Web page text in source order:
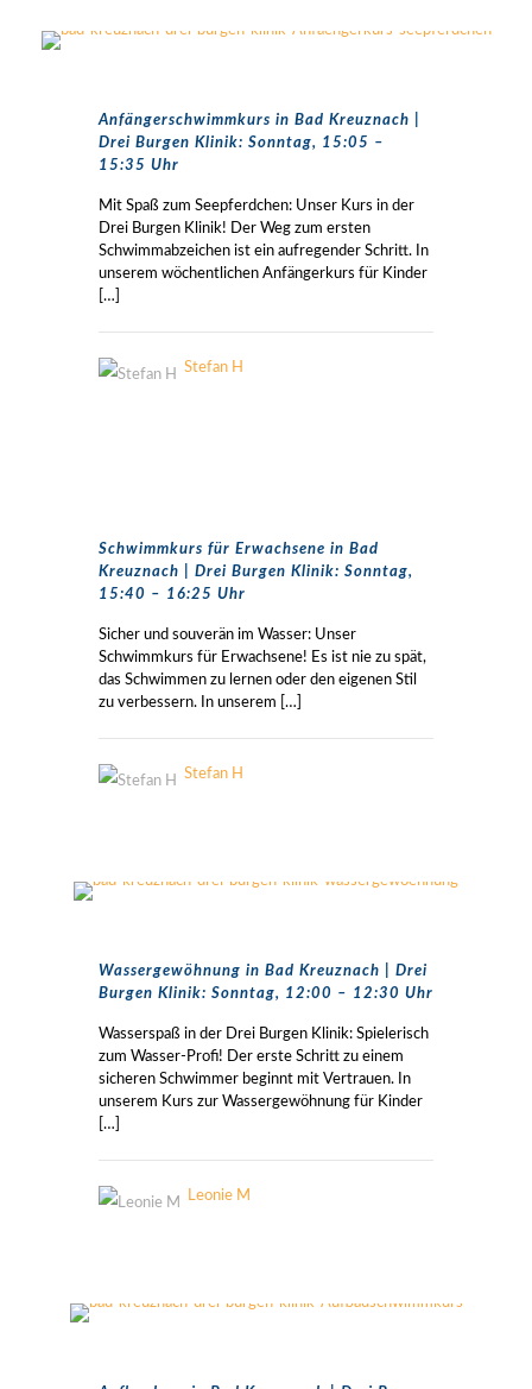
Anfängerschwimmkurs in Bad Kreuznach |
Drei Burgen Klinik: Sonntag, 15:05 –
15:35 Uhr
Mit Spaß zum Seepferdchen: Unser Kurs in der
Drei Burgen Klinik! Der Weg zum ersten
Schwimmabzeichen ist ein aufregender Schritt. In
unserem wöchentlichen Anfängerkurs für Kinder
[…]
Stefan H
Schwimmkurs für Erwachsene in Bad
Kreuznach | Drei Burgen Klinik: Sonntag,
15:40 – 16:25 Uhr
Sicher und souverän im Wasser: Unser
Schwimmkurs für Erwachsene! Es ist nie zu spät,
das Schwimmen zu lernen oder den eigenen Stil
zu verbessern. In unserem […]
Stefan H
Wassergewöhnung in Bad Kreuznach | Drei
Burgen Klinik: Sonntag, 12:00 – 12:30 Uhr
Wasserspaß in der Drei Burgen Klinik: Spielerisch
zum Wasser-Profi! Der erste Schritt zu einem
sicheren Schwimmer beginnt mit Vertrauen. In
unserem Kurs zur Wassergewöhnung für Kinder
[…]
Leonie M